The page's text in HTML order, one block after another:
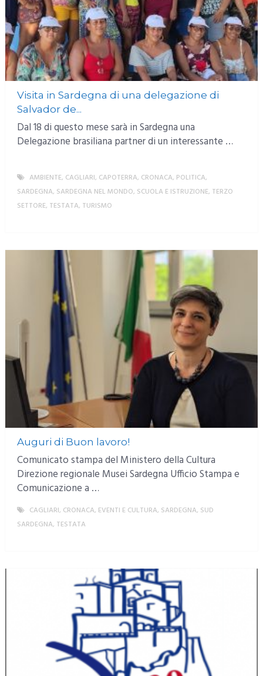
Visita in Sardegna di una delegazione di
Salvador de...
Dal 18 di questo mese sarà in Sardegna una
Delegazione brasiliana partner di un interessante …
AMBIENTE, CAGLIARI, CAPOTERRA, CRONACA, POLITICA,
SARDEGNA, SARDEGNA NEL MONDO, SCUOLA E ISTRUZIONE, TERZO
SETTORE, TESTATA, TURISMO
Auguri di Buon lavoro!
Comunicato stampa del Ministero della Cultura
Direzione regionale Musei Sardegna Ufficio Stampa e
Comunicazione a …
CAGLIARI, CRONACA, EVENTI E CULTURA, SARDEGNA, SUD
SARDEGNA, TESTATA